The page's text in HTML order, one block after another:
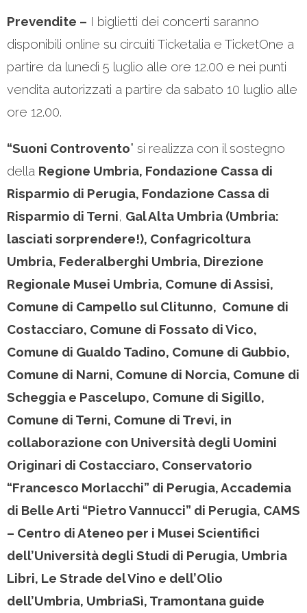
Prevendite – I biglietti dei concerti saranno
disponibili online su circuiti Ticketalia e TicketOne a
partire da lunedì 5 luglio alle ore 12.00 e nei punti
vendita autorizzati a partire da sabato 10 luglio alle
ore 12.00.
“Suoni Controvento” si realizza con il sostegno
della Regione Umbria, Fondazione Cassa di
Risparmio di Perugia, Fondazione Cassa di
Risparmio di Terni, Gal Alta Umbria (Umbria:
lasciati sorprendere!), Confagricoltura
Umbria, Federalberghi Umbria, Direzione
Regionale Musei Umbria, Comune di Assisi,
Comune di Campello sul Clitunno, Comune di
Costacciaro, Comune di Fossato di Vico,
Comune di Gualdo Tadino, Comune di Gubbio,
Comune di Narni, Comune di Norcia, Comune di
Scheggia e Pascelupo, Comune di Sigillo,
Comune di Terni, Comune di Trevi, in
collaborazione con Università degli Uomini
Originari di Costacciaro, Conservatorio
“Francesco Morlacchi” di Perugia, Accademia
di Belle Arti “Pietro Vannucci” di Perugia, CAMS
– Centro di Ateneo per i Musei Scientifici
dell’Università degli Studi di Perugia, Umbria
Libri, Le Strade del Vino e dell’Olio
dell’Umbria, UmbriaSì, Tramontana guide